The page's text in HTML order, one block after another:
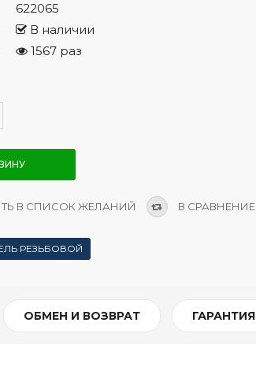
622065
В наличии
1567 раз
В СПИСОК ЖЕЛАНИЙ В СРАВНЕНИЕ
РЕЗЬБОВОЙ
ОБМЕН И ВОЗВРАТ ГАРАНТИЯ